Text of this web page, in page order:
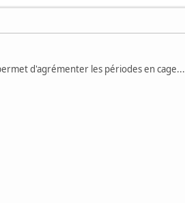
d'agrémenter les périodes en cage...